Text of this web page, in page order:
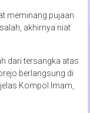
meminang pujaan
akhirnya niat
dari tersangka atas
berlangsung di
Kompol Imam,